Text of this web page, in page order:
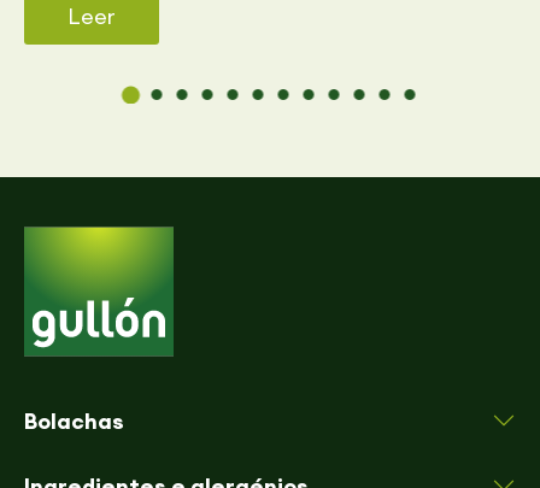
Leer
Bolachas